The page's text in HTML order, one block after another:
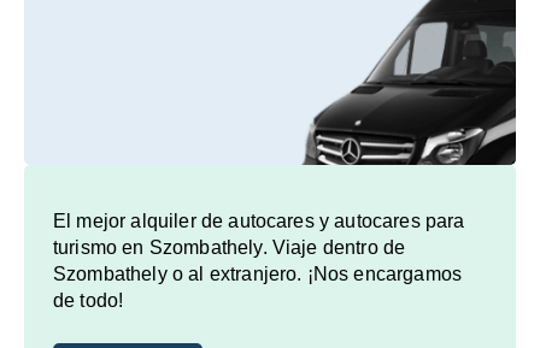
El mejor alquiler de autocares y autocares para
turismo en Szombathely. Viaje dentro de
Szombathely o al extranjero. ¡Nos encargamos
de todo!